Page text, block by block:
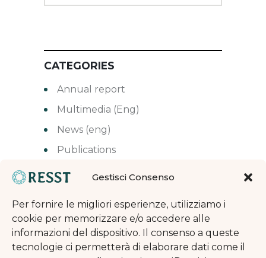
Gestisci Consenso
Per fornire le migliori esperienze, utilizziamo i
cookie per memorizzare e/o accedere alle
informazioni del dispositivo. Il consenso a queste
tecnologie ci permetterà di elaborare dati come il
CATEGORIES
Annual report
Multimedia (Eng)
News (eng)
Publications
Senza categoria
TAGS